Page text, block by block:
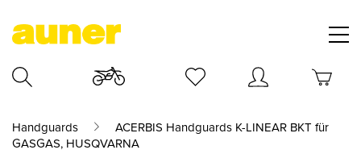
Handguards
ACERBIS Handguards K-LINEAR BKT für
GASGAS, HUSQVARNA